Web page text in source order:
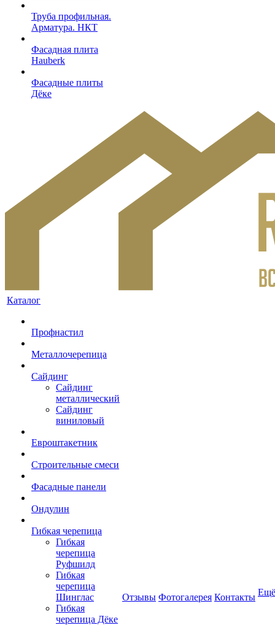
Труба профильная.
Арматура. НКТ
Фасадная плита
Hauberk
Фасадные плиты
Дёке
Каталог
Профнастил
Металлочерепица
Сайдинг
Сайдинг
металлический
Сайдинг
виниловый
Евроштакетник
Строительные смеси
Фасадные панели
Ондулин
Гибкая черепица
Гибкая
черепица
Руфшилд
Гибкая
черепица
Шинглас
Гибкая
черепица Дёке
Отзывы Фотогалерея Контакты Ещё